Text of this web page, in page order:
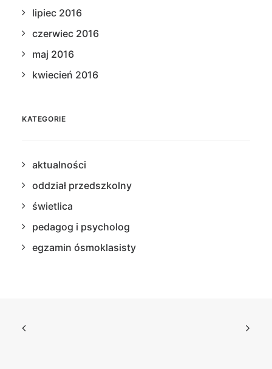
lipiec 2016
czerwiec 2016
maj 2016
kwiecień 2016
KATEGORIE
aktualności
oddział przedszkolny
świetlica
pedagog i psycholog
egzamin ósmoklasisty